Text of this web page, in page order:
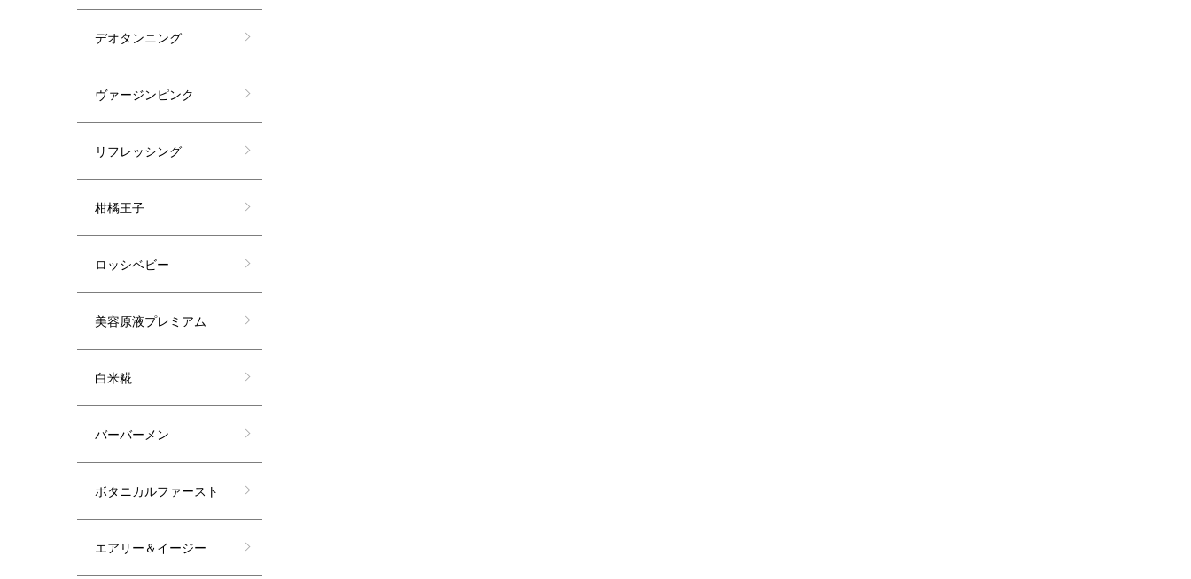
デオタンニング
ヴァージンピンク
リフレッシング
柑橘王子
ロッシベビー
美容原液プレミアム
白米糀
バーバーメン
ボタニカルファースト
エアリー＆イージー